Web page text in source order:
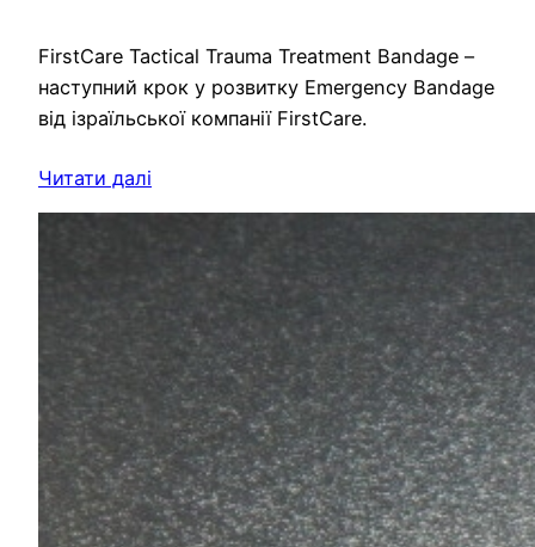
FirstCare Tactical Trauma Treatment Bandage –
наступний крок у розвитку Emergency Bandage
від ізраїльської компанії FirstCare.
Читати далі